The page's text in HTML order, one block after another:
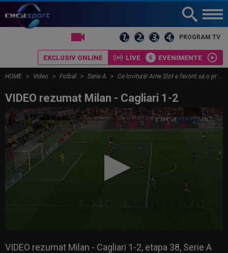
PROGRAM TV
EXCLUSIV ONLINE LIVE EVENIMENTE
HOME Video Fotbal Serie A Ce lovitură! Arne Slot e favorit să o preia pe AC Milan
VIDEO rezumat Milan - Cagliari 1-2
VIDEO rezumat Milan - Cagliari 1-2, etapa 38, Serie A